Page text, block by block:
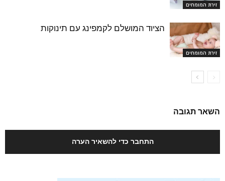
זירת המומחים
זירת המומחים
הציוד המושלם לקמפינג עם תינוקות
השאר תגובה
התחבר כדי להשאיר הערה